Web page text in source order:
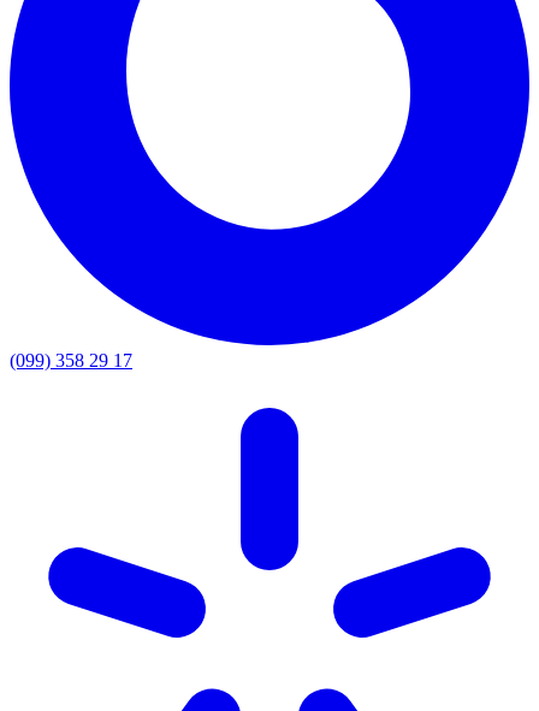
(099) 358 29 17